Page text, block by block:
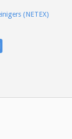
(NETEX)